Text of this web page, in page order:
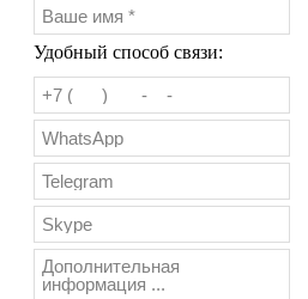
Удобный способ связи: